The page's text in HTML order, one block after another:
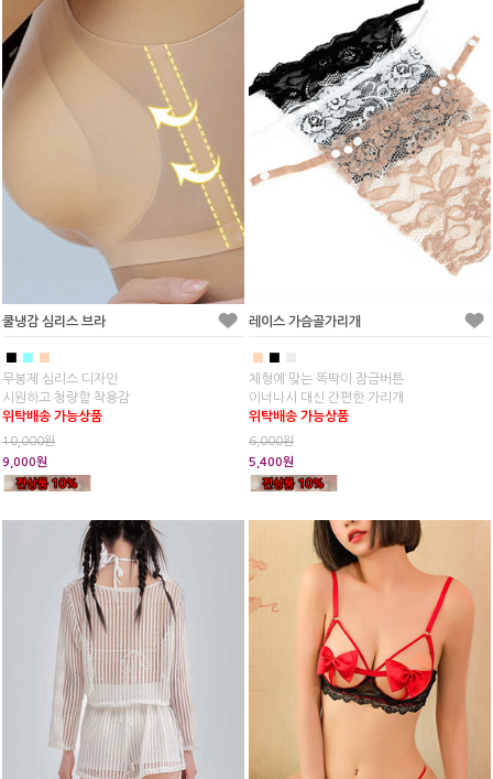
쿨냉감 심리스 브라
■ ■ ■
무봉제 심리스 디자인
시원하고 청량함 착용감
위탁배송 가능상품
10,000원
9,000원
레이스 가슴골가리개
■ ■
체형에 맞는 똑딱이 잠금버튼
이너나시 대신 간편한 가리개
위탁배송 가능상품
6,000원
5,400원